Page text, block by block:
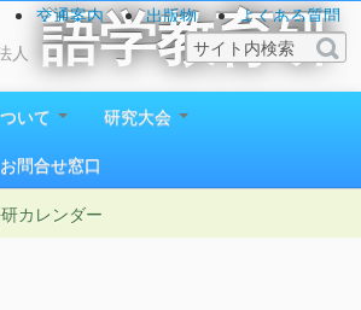
人
語学教育研
正12）年創立
交通案内 出版物
よくある質問
いて
研究大会
お問合せ窓口
カレンダー